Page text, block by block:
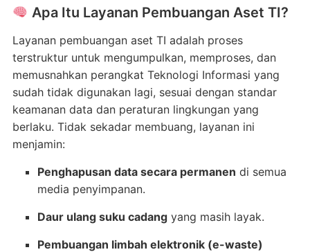
Apa Itu Layanan Pembuangan Aset TI?
Layanan pembuangan aset TI adalah proses
terstruktur untuk mengumpulkan, memproses, dan
memusnahkan perangkat Teknologi Informasi yang
sudah tidak digunakan lagi, sesuai dengan standar
keamanan data dan peraturan lingkungan yang
berlaku. Tidak sekadar membuang, layanan ini
menjamin:
Penghapusan data secara permanen di semua
media penyimpanan.
Daur ulang suku cadangyang masih layak.
Pembuangan limbah elektronik (e-waste)